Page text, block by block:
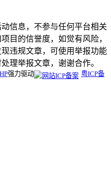
信息，不参与任何平台相关
目的信誉度，如觉有风险，
违规文章，可使用举报功能
理举报文章，谢谢合作。
强力驱动
粤ICP备